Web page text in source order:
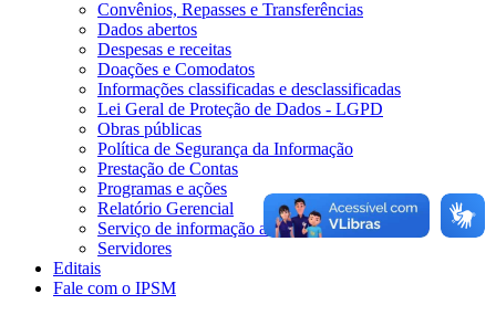
Convênios, Repasses e Transferências
Dados abertos
Despesas e receitas
Doações e Comodatos
Informações classificadas e desclassificadas
Lei Geral de Proteção de Dados - LGPD
Obras públicas
Política de Segurança da Informação
Prestação de Contas
Programas e ações
Relatório Gerencial
Serviço de informação ao cidadão
Servidores
Editais
Fale com o IPSM